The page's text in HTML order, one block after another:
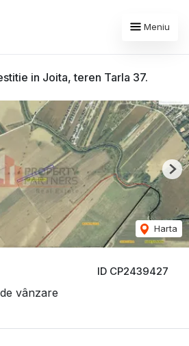
Meniu
in Joita, teren Tarla 37.
ID CP2439427
vânzare
Harta